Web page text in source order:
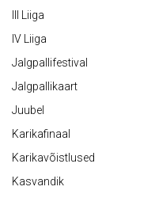
III Liiga
IV Liiga
Jalgpallifestival
Jalgpallikaart
Juubel
Karikafinaal
Karikavõistlused
Kasvandik